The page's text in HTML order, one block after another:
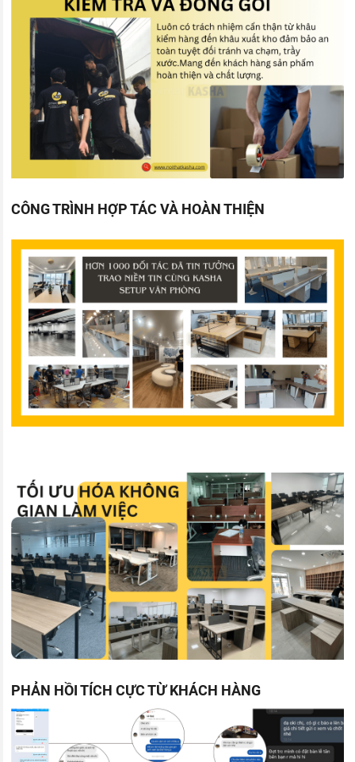
CÔNG TRÌNH HỢP TÁC VÀ HOÀN THIỆN
PHẢN HỒI TÍCH CỰC TỪ KHÁCH HÀNG